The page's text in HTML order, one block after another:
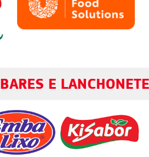
BARES E